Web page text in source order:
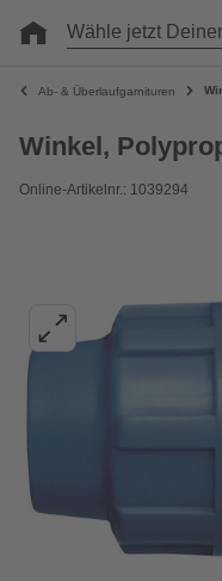
Wähle jetzt
Ab- & Überlaufgarnituren
Winkel,
Online-Artikelnr.: 1039294